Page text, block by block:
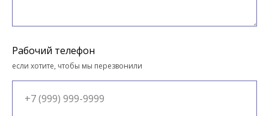
Рабочий телефон
если хотите, чтобы мы перезвонили